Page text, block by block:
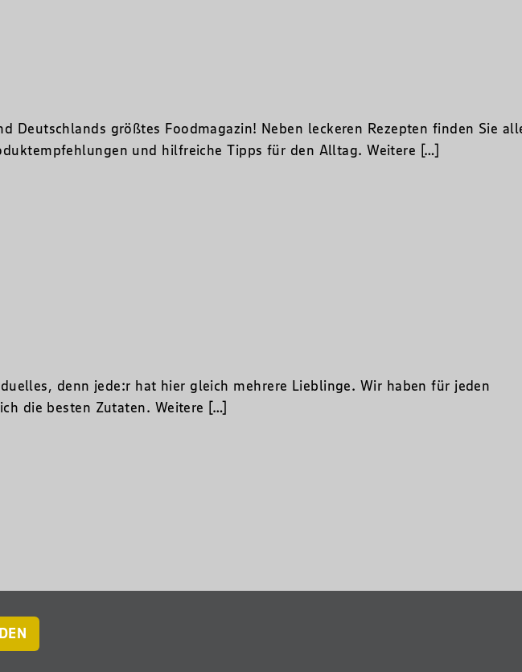
Deutschlands größtes Foodmagazin! Neben leckeren Rezepten finden Sie
und hilfreiche Tipps für den Alltag. Weitere […]
denn jede:r hat hier gleich mehrere Lieblinge. Wir haben für jeden
die besten Zutaten. Weitere […]